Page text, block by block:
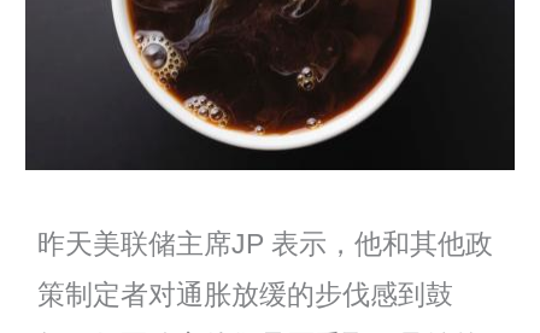
昨天美联储主席JP 表示，他和其他政
策制定者对通胀放缓的步伐感到鼓